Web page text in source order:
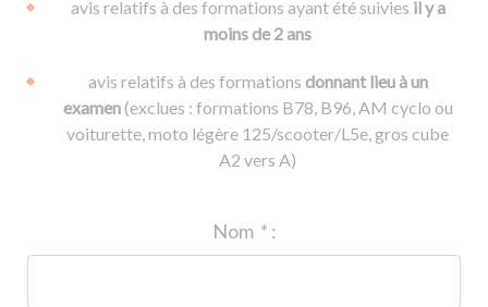
avis relatifs à des formations ayant été suivies il y a
moins de 2 ans
avis relatifs à des formations donnant lieu à un
examen(exclues : formations B78, B96, AM cyclo ou
voiturette, moto légère 125/scooter/L5e, gros cube
A2 vers A)
* :